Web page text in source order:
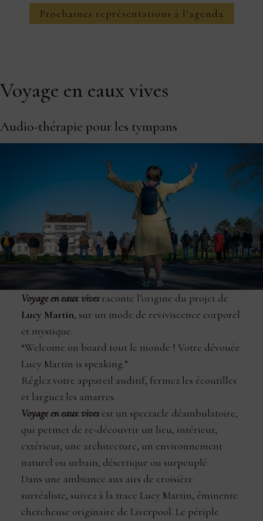
Prochaines représentations à l’agenda
Voyage en eaux vives
Audio-thérapie pour les tympans
Voyage en eaux vivesraconte l’origine du projet de
Lucy Martin, sur un mode de reviviscence corporel
et mystique.
“Welcome on board tout le monde ! Votre dévouée
Lucy Martin is speaking.”
Réglez votre appareil auditif, fermez les écoutilles
et larguez les amarres.
Voyage en eaux vivesest un spectacle déambulatoire,
qui permet de re-découvrir un lieu, intérieur,
extérieur, une architecture, un environnement
naturel ou urbain, désertique ou surpeuplé.
Dans une ambiance aux airs de croisière
surréaliste, suivez à la trace Lucy Martin, éminente
chercheuse originaire de Liverpool. Le périple